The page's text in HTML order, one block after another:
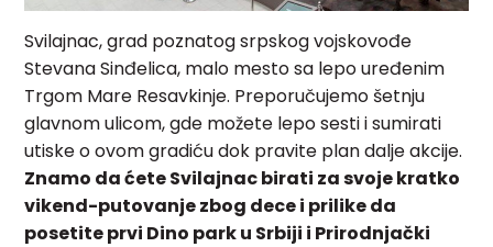
Svilajnac, grad poznatog srpskog vojskovođe
Stevana Sinđelica, malo mesto sa lepo uređenim
Trgom Mare Resavkinje. Preporučujemo šetnju
glavnom ulicom, gde možete lepo sesti i sumirati
utiske o ovom gradiću dok pravite plan dalje akcije.
Znamo da ćete Svilajnac birati za svoje kratko
vikend-putovanje zbog dece i prilike da
posetite prvi Dino park u Srbiji i Prirodnjački